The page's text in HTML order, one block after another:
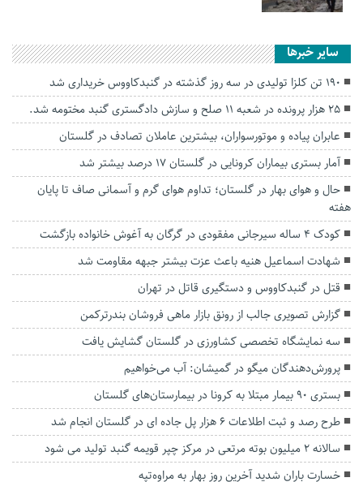
سایر خبرها
۱۹۰ تن کلزا تولیدی در سه روز گذشته در گنبدکاووس خریداری شد
۲۵ هزار پرونده در شعبه ۱۱ صلح و سازش دادگستری گنبد مختومه شد.
عابران پیاده و موتورسواران، بیشترین عاملان تصادف در گلستان
آمار بستری‌ بیماران کرونایی در گلستان ۱۷ درصد بیشتر شد
حال و هوای بهار در گلستان؛ تداوم هوای گرم و آسمانی صاف تا پایان
هفته
کودک ۴ ساله سیرجانی مفقودی در گرگان به آغوش خانواده بازگشت
شهادت‌ اسماعیل هنیه باعث عزت بیشتر جبهه مقاومت شد
قتل در گنبدکاووس و دستگیری قاتل در تهران
گزارش تصویری جالب از رونق بازار ماهی فروشان بندرترکمن
سه نمایشگاه تخصصی کشاورزی در گلستان گشایش یافت
پرورش‌دهندگان میگو در گمیشان: آب می‌خواهیم
بستری ۹۰ بیمار مبتلا به کرونا در بیمارستان‌های گلستان
طرح رصد و ثبت اطلاعات ۶ هزار پل جاده ای در گلستان انجام شد
سالانه ۲ میلیون بوته مرتعی در مرکز چپر قویمه گنبد تولید می شود
خسارت باران شدید آخرین روز بهار به مراوه‌تپه